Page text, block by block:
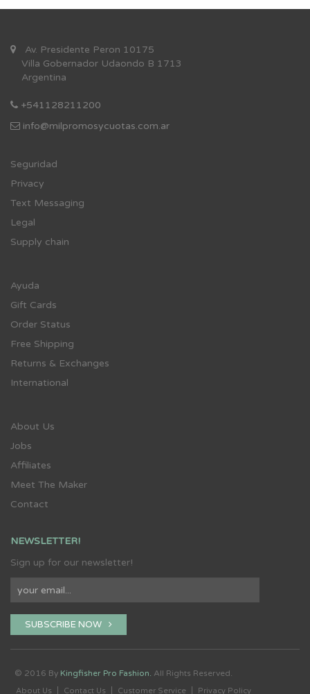
Av. Presidente Peron 10175
Villa Gobernador Udaondo B 1713
Argentina
+541128211200
info@milpromosycuotas.com.ar
Seguridad
Privacy
Text Messaging
Legal
Supply chain
Ayuda
Gift Cards
Order Status
Free Shipping
Returns & Exchanges
International
About Us
Jobs
Affiliates
Meet The Maker
Contact
NEWSLETTER!
Sign up for our newsletter!
SUBSCRIBE NOW
© 2016 By Kingfisher Pro Fashion. All Rights Reserved.
About Us Contact Us Customer Service Privacy Policy